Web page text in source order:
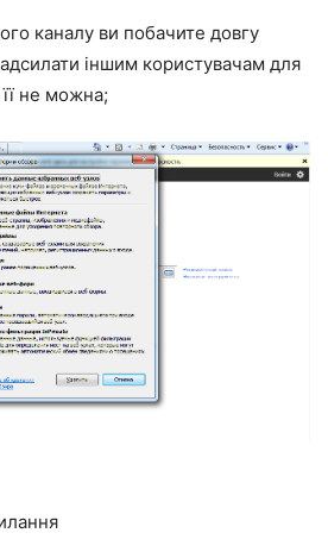
каналу ви побачите довгу
іншим користувачам для
не можна;